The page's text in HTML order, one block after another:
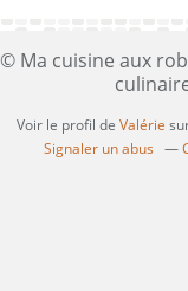
© Ma cuisine aux
Voir le profil de Valérie
Signaler un abus